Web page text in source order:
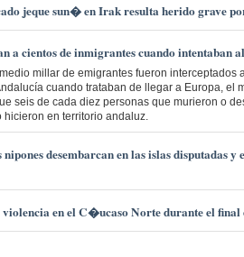
jeque sun� en Irak resulta herido grave
a cientos de inmigrantes cuando intentaban
millar de emigrantes fueron interceptados
cuando trataban de llegar a Europa, el
seis de cada diez personas que murieron o
hicieron en territorio andaluz.
desembarcan en las islas disputadas
en el C�ucaso Norte durante el